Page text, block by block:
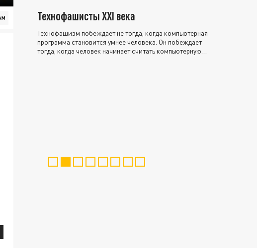
Технофашисты XXI века
Технофашизм побеждает не тогда, когда компьютерная
программа становится умнее человека. Он побеждает
тогда, когда человек начинает считать компьютерную